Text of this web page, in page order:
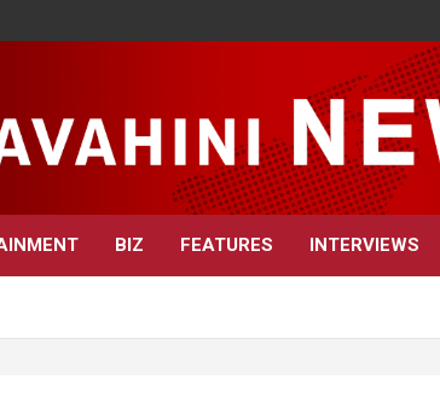
BIZ FEATURES INTERVIEWS